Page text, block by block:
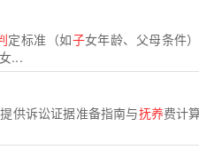
定标准（如子女年龄、父母条件
女...
供诉讼证据准备指南与抚养费计